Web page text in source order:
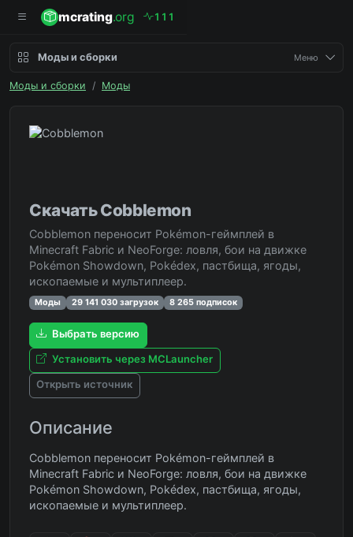
mcrating.org 1 1 1
Моды и сборки Меню
Моды и сборки / Моды
Скачать Cobblemon
Cobblemon переносит Pokémon-геймплей в
Minecraft Fabric и NeoForge: ловля, бои на движке
Pokémon Showdown, Pokédex, пастбища, ягоды,
ископаемые и мультиплеер.
Моды 29 141 030 загрузок 8 265 подписок
Выбрать версию
Установить через MCLauncher
Открыть источник
Описание
Cobblemon переносит Pokémon-геймплей в
Minecraft Fabric и NeoForge: ловля, бои на движке
Pokémon Showdown, Pokédex, пастбища, ягоды,
ископаемые и мультиплеер.